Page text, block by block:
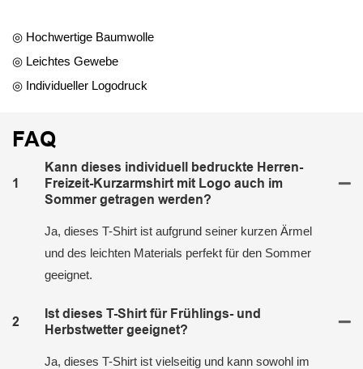
◎ Hochwertige Baumwolle
◎ Leichtes Gewebe
◎ Individueller Logodruck
FAQ
1
Kann dieses individuell bedruckte Herren-
Freizeit-Kurzarmshirt mit Logo auch im
Sommer getragen werden?
Ja, dieses T-Shirt ist aufgrund seiner kurzen Ärmel
und des leichten Materials perfekt für den Sommer
geeignet.
2
Ist dieses T-Shirt für Frühlings- und
Herbstwetter geeignet?
Ja, dieses T-Shirt ist vielseitig und kann sowohl im